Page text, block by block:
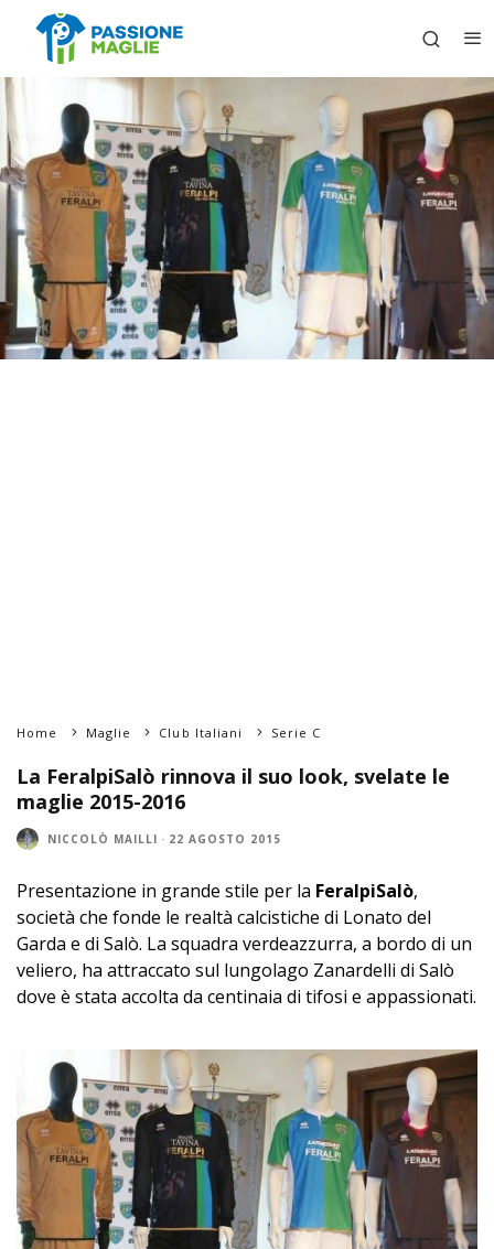
Home Maglie Club Italiani Serie C
La FeralpiSalò rinnova il suo look, svelate le
maglie 2015-2016
NICCOLÒ MAILLI · 22 AGOSTO 2015
Presentazione in grande stile per la FeralpiSalò,
società che fonde le realtà calcistiche di Lonato del
Garda e di Salò. La squadra verdeazzurra, a bordo di un
veliero, ha attraccato sul lungolago Zanardelli di Salò
dove è stata accolta da centinaia di tifosi e appassionati.